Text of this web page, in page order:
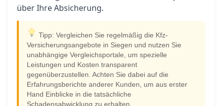
über Ihre Absicherung.
Tipp: Vergleichen Sie regelmäßig die Kfz-
Versicherungsangebote in Siegen und nutzen Sie
unabhängige Vergleichsportale, um spezielle
Leistungen und Kosten transparent
gegenüberzustellen. Achten Sie dabei auf die
Erfahrungsberichte anderer Kunden, um aus erster
Hand Einblicke in die tatsächliche
Schadensabwicklung zu erhalten.